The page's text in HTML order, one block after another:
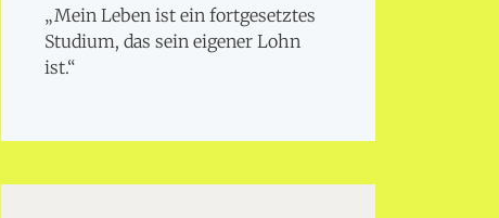
„Mein Leben ist ein fortgesetztes
Studium, das sein eigener Lohn
ist.“